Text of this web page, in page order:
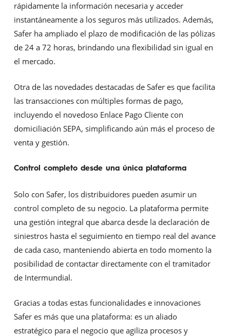
rápidamente la información necesaria y acceder
instantáneamente a los seguros más utilizados. Además,
Safer ha ampliado el plazo de modificación de las pólizas
de 24 a 72 horas, brindando una flexibilidad sin igual en
el mercado.
Otra de las novedades destacadas de Safer es que facilita
las transacciones con múltiples formas de pago,
incluyendo el novedoso Enlace Pago Cliente con
domiciliación SEPA, simplificando aún más el proceso de
venta y gestión.
Control completo desde una única plataforma
Solo con Safer, los distribuidores pueden asumir un
control completo de su negocio. La plataforma permite
una gestión integral que abarca desde la declaración de
siniestros hasta el seguimiento en tiempo real del avance
de cada caso, manteniendo abierta en todo momento la
posibilidad de contactar directamente con el tramitador
de Intermundial.
Gracias a todas estas funcionalidades e innovaciones
Safer es más que una plataforma: es un aliado
estratégico para el negocio que agiliza procesos y